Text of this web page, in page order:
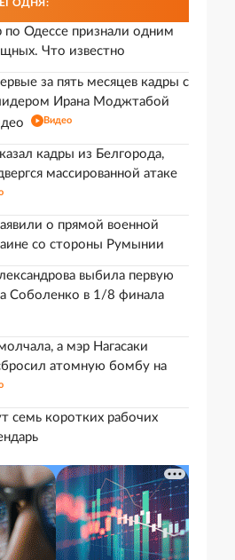
по Одессе признали одним
Что известно
за пять месяцев кадры с
Ирана Моджтабой
Видео
кадры из Белгорода,
массированной атаке
о прямой военной
со стороны Румынии
выбила первую
Соболенко в 1/8 финала
а мэр Нагасаки
атомную бомбу на
семь коротких рабочих